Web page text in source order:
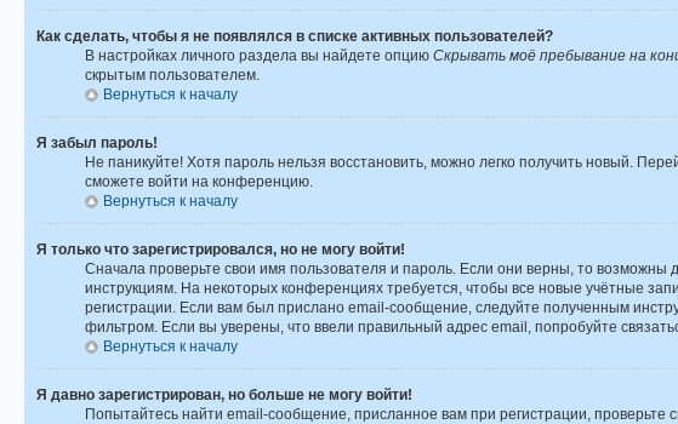
Как сделать, чтобы я не появлялся в списке активных пользователей?
В настройках личного раздела вы найдете опцию Скрывать моё пребывание на
скрытым пользователем.
Вернуться к началу
Я забыл пароль!
Не паникуйте! Хотя пароль нельзя восстановить, можно легко получить новый.
сможете войти на конференцию.
Вернуться к началу
Я только что зарегистрировался, но не могу войти!
Сначала проверьте свои имя пользователя и пароль. Если они верны, то возможны
инструкциям. На некоторых конференциях требуется, чтобы все новые учётные
регистрации. Если вам был прислано email-сообщение, следуйте полученным
фильтром. Если вы уверены, что ввели правильный адрес email, попробуйте
Вернуться к началу
Я давно зарегистрирован, но больше не могу войти!
Попытайтесь найти email-сообщение, присланное вам при регистрации,